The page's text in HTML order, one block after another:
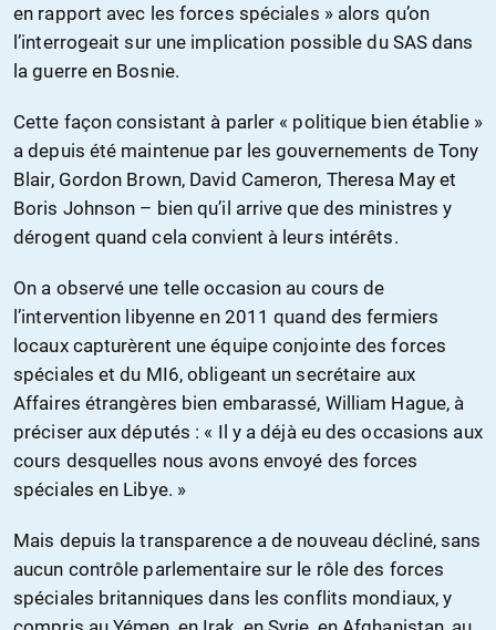
en rapport avec les forces spéciales » alors qu’on
l’interrogeait sur une implication possible du SAS dans
la guerre en Bosnie.
Cette façon consistant à parler « politique bien établie »
a depuis été maintenue par les gouvernements de Tony
Blair, Gordon Brown, David Cameron, Theresa May et
Boris Johnson – bien qu’il arrive que des ministres y
dérogent quand cela convient à leurs intérêts.
On a observé une telle occasion au cours de
l’intervention libyenne en 2011 quand des fermiers
locaux capturèrent une équipe conjointe des forces
spéciales et du MI6, obligeant un secrétaire aux
Affaires étrangères bien embarassé, William Hague, à
préciser aux députés : « Il y a déjà eu des occasions aux
cours desquelles nous avons envoyé des forces
spéciales en Libye. »
Mais depuis la transparence a de nouveau décliné, sans
aucun contrôle parlementaire sur le rôle des forces
spéciales britanniques dans les conflits mondiaux, y